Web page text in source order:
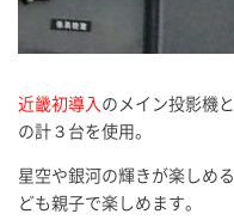
近畿初導入 のメイン投影機
の計３台を使用。
星空や銀河の輝きが楽しめ
ども親子で楽しめます。